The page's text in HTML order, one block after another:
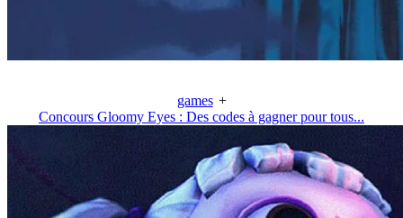
games +
Concours Gloomy Eyes : Des codes à gagner pour tous...